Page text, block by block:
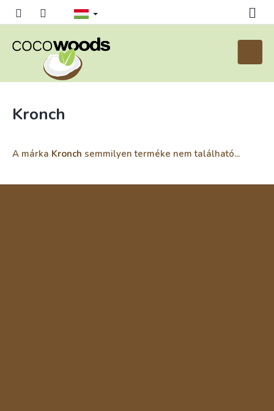
tartalomhoz
Kronch
A márka Kronch semmilyen terméke nem található...